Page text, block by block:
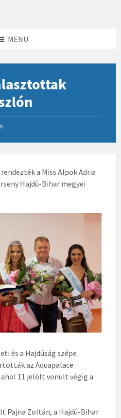
MENÜ
a Miss Alpok Adria
Hajdú-Bihar megyei
és a Hajdúság szépe
az Aquapalace
11 jelölt vonult végig a
Pajna Zoltán, a Hajdú-Bihar